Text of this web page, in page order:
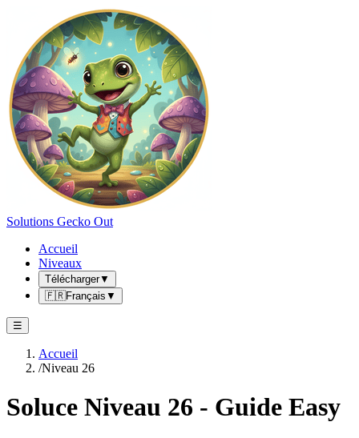
Solutions Gecko Out
Accueil
Niveaux
Télécharger▼
🇫🇷Français ▼
☰
Accueil
/Niveau 26
Soluce Niveau 26 - Guide Easy